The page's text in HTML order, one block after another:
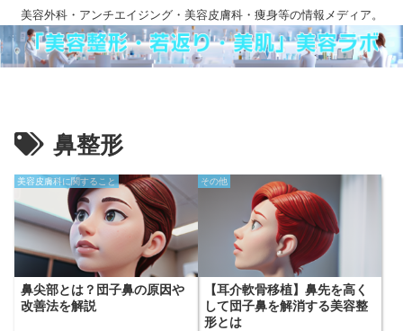
美容外科・アンチエイジング・美容皮膚科・痩身等の情報メディア。
鼻整形
美容皮膚科に関すること
鼻尖部とは？団子鼻の原因や
改善法を解説
その他
【耳介軟骨移植】鼻先を高く
して団子鼻を解消する美容整
形とは